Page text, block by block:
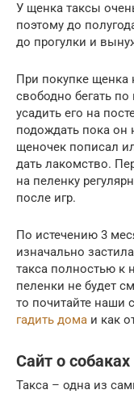
У щенка таксы
поэтому до
до прогулки и
При покупке щенка
свободно бегать
усадить его на
подождать пока он
щеночек пописал
дать лакомство.
на пеленку
после игр.
По истечению 3
изначально
такса полностью к
пеленки не будет
то почитайте наши
гадить дома и как
Сайт о собаках
Такса – одна из